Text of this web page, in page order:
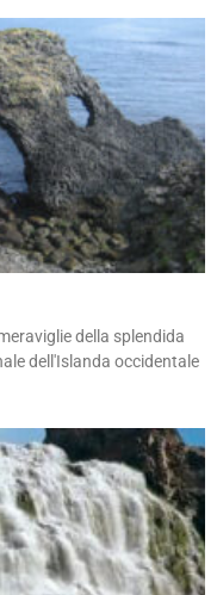
della splendida
dell'Islanda occidentale